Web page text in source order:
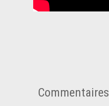
Commentaires